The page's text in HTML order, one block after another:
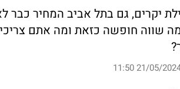
יקרים, גם בתל אביב המחיר כבר
שווה חופשה כזאת ומה אתם
21/05/2024